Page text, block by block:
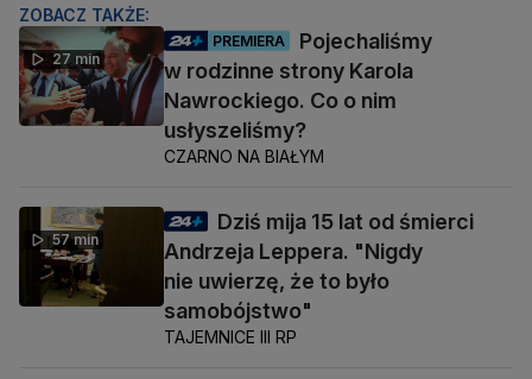
ZOBACZ TAKŻE:
27 min
PREMIERA
Pojechaliśmy
w rodzinne strony Karola
Nawrockiego. Co o nim
usłyszeliśmy?
CZARNO NA BIAŁYM
57 min
Dziś mija 15 lat od śmierci
Andrzeja Leppera. "Nigdy
nie uwierzę, że to było
samobójstwo"
TAJEMNICE III RP